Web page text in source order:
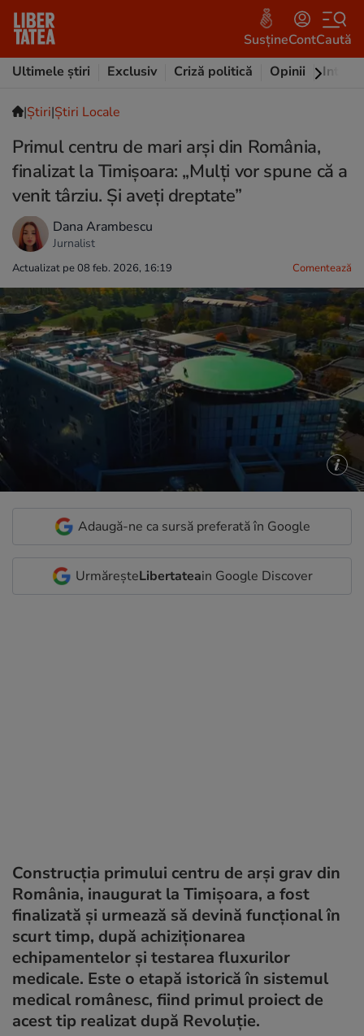
SusțineContCaută
Ultimele știri
Exclusiv Criză politică Opinii
|Ştiri|Știri Locale
Primul centru de mari arși din România,
finalizat la Timișoara: „Mulți vor spune că a
venit târziu. Și aveți dreptate”
Dana Arambescu
Jurnalist
Actualizat pe 08 feb. 2026, 16:19 Comentează
Adaugă-ne ca sursă preferată în Google
UrmăreșteLibertateain Google Discover
Construcția primului centru de arși grav din
România, inaugurat la Timișoara, a fost
finalizată și urmează să devină funcțional în
scurt timp, după achiziționarea
echipamentelor și testarea fluxurilor
medicale. Este o etapă istorică în sistemul
medical românesc, fiind primul proiect de
acest tip realizat după Revoluție.